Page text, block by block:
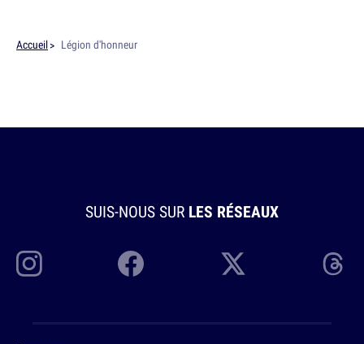
Accueil Légion d'honneur
SUIS-NOUS SUR LES RÉSEAUX